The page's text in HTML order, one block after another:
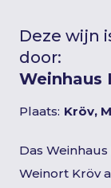
Deze wijn
door:
Weinhaus
Plaats: Kröv,
Das
Weinort Kröv